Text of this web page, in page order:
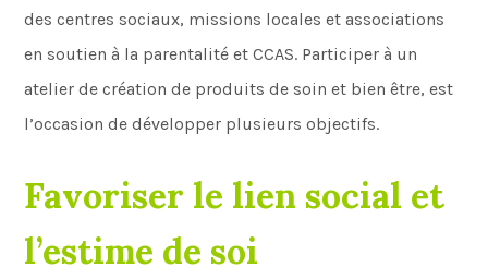
des centres sociaux, missions locales et associations
en soutien à la parentalité et CCAS. Participer à un
atelier de création de produits de soin et bien être, est
l’occasion de développer plusieurs objectifs.
Favoriser le lien social et
l’estime de soi